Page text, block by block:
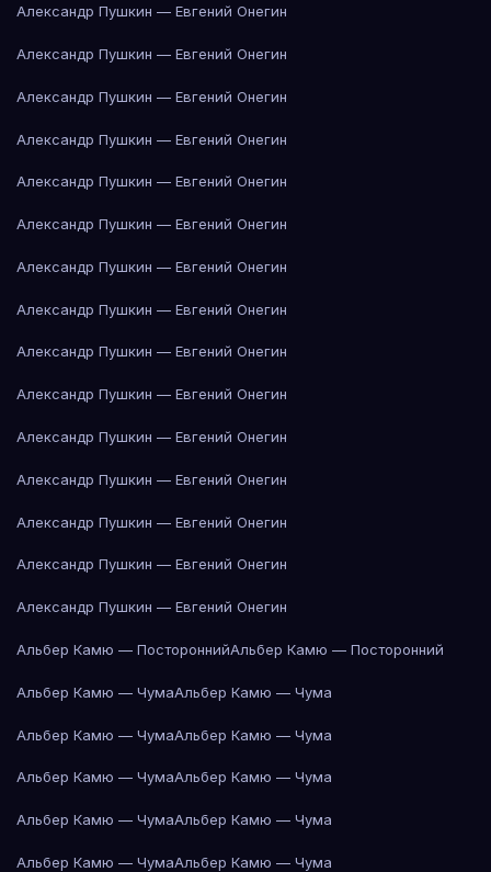
Александр Пушкин — Евгений Онегин
Александр Пушкин — Евгений Онегин
Александр Пушкин — Евгений Онегин
Александр Пушкин — Евгений Онегин
Александр Пушкин — Евгений Онегин
Александр Пушкин — Евгений Онегин
Александр Пушкин — Евгений Онегин
Александр Пушкин — Евгений Онегин
Александр Пушкин — Евгений Онегин
Александр Пушкин — Евгений Онегин
Александр Пушкин — Евгений Онегин
Александр Пушкин — Евгений Онегин
Александр Пушкин — Евгений Онегин
Александр Пушкин — Евгений Онегин
Александр Пушкин — Евгений Онегин
Альбер Камю — ПостороннийАльбер Камю — Посторонний
Альбер Камю — ЧумаАльбер Камю — Чума
Альбер Камю — ЧумаАльбер Камю — Чума
Альбер Камю — ЧумаАльбер Камю — Чума
Альбер Камю — ЧумаАльбер Камю — Чума
Альбер Камю — ЧумаАльбер Камю — Чума